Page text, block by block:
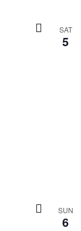
SAT
5
SUN
6